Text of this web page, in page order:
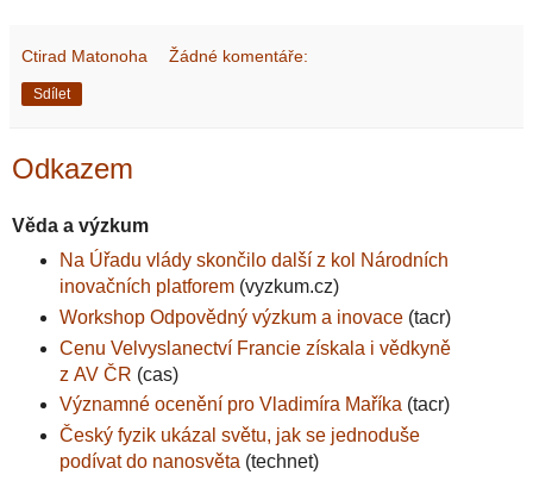
Ctirad Matonoha Žádné komentáře:
Sdílet
Odkazem
Věda a výzkum
Na Úřadu vlády skončilo další z kol Národních
inovačních platforem(vyzkum.cz)
Workshop Odpovědný výzkum a inovace(tacr)
Cenu Velvyslanectví Francie získala i vědkyně
z AV ČR (cas)
Významné ocenění pro Vladimíra Maříka(tacr)
Český fyzik ukázal světu, jak se jednoduše
podívat do nanosvěta(technet)